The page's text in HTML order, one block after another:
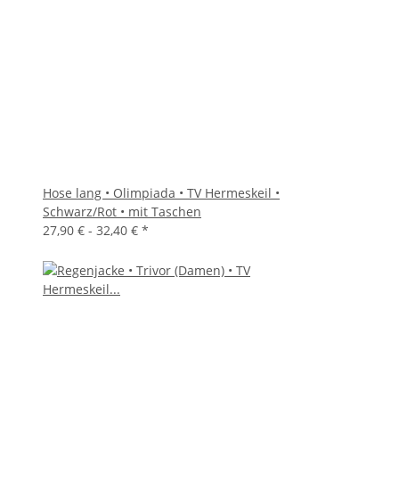
Hose lang • Olimpiada • TV Hermeskeil •
Schwarz/Rot • mit Taschen
27,90 € - 32,40 € *